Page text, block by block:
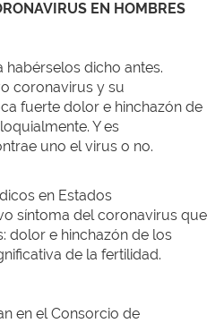
EN HOMBRES
dicho antes.
coronavirus y su
fuerte dolor e hinchazón de
Y es
uno el virus o no.
en Estados
síntoma del coronavirus que
dolor e hinchazón de los
de la fertilidad.
en el Consorcio de